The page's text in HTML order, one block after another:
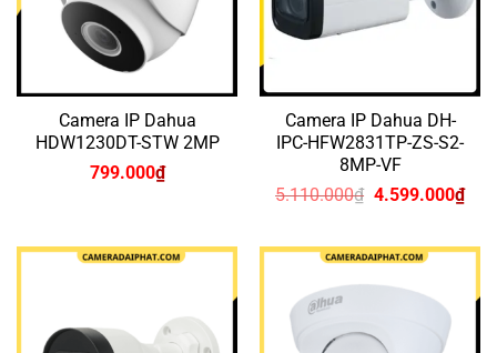
Camera IP Dahua
HDW1230DT-STW 2MP
799.000₫
Camera IP Dahua DH-
IPC-HFW2831TP-ZS-S2-
8MP-VF
5.110.000₫ Giá
5.110.000₫.
4.599.000₫Giá
hiện
là: